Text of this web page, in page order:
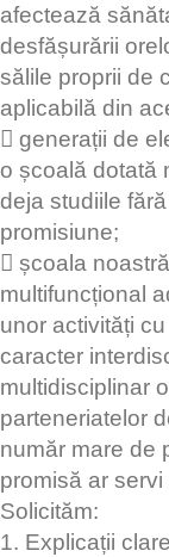
afectează
desfășurării
sălile proprii de
aplicabilă din
 generații de
o școală dotată
deja studiile
promisiune;
 școala
multifuncțional
unor activități
caracter
multidisciplinar
parteneriatelor
număr mare de
promisă ar
Solicităm:
1. Explicații